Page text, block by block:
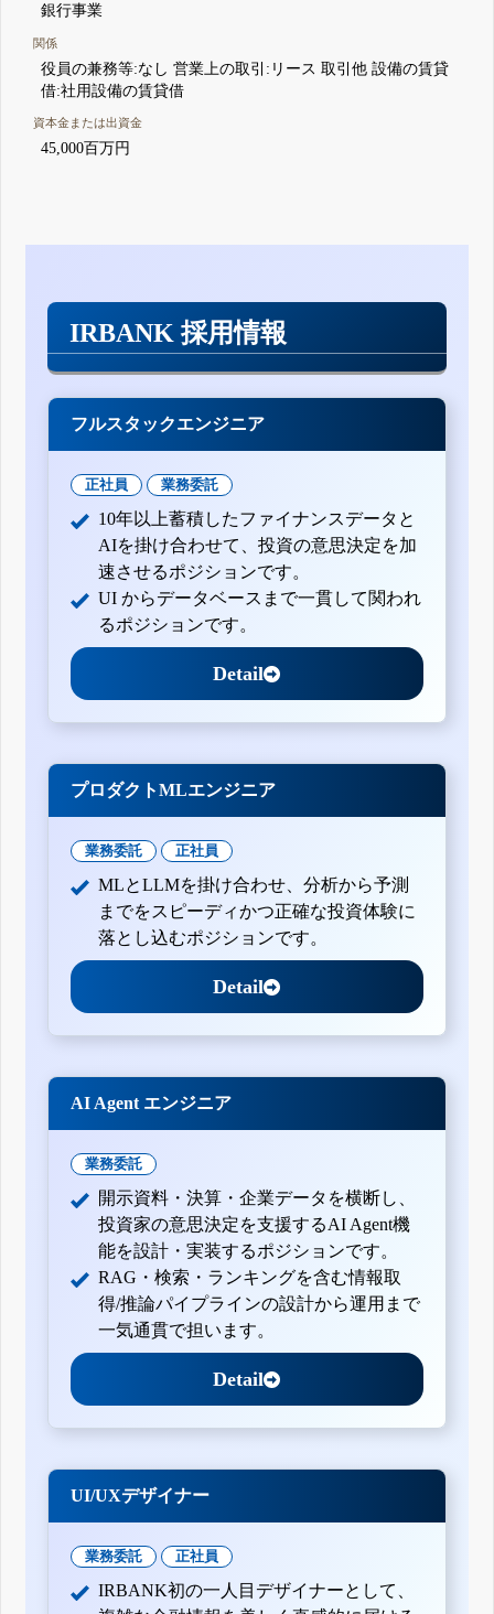
銀行事業
関係
役員の兼務等:なし 営業上の取引:リース 取引他 設備の賃貸
借:社用設備の賃貸借
資本金または出資金
45,000百万円
IRBANK 採用情報
フルスタックエンジニア
正社員 業務委託
10年以上蓄積したファイナンスデータと
AIを掛け合わせて、投資の意思決定を加
速させるポジションです。
UI からデータベースまで一貫して関われ
るポジションです。
Detail
プロダクトMLエンジニア
業務委託 正社員
MLとLLMを掛け合わせ、分析から予測
までをスピーディかつ正確な投資体験に
落とし込むポジションです。
Detail
AI Agent エンジニア
業務委託
開示資料・決算・企業データを横断し、
投資家の意思決定を支援するAI Agent機
能を設計・実装するポジションです。
RAG・検索・ランキングを含む情報取
得/推論パイプラインの設計から運用まで
一気通貫で担います。
Detail
UI/UXデザイナー
業務委託 正社員
IRBANK初の一人目デザイナーとして、